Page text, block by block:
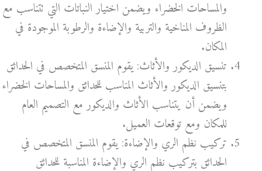
والمساحات الخضراء ويضمن اختيار النباتات التي تتناسب مع
الظروف المناخية والتربية والإضاءة والرطوبة الموجودة في
المكان.
تنسيق الديكور والأثاث: يقوم المنسق المتخصص في الحدائق
بتنسيق الديكور والأثاث المناسب للحدائق والمساحات الخضراء
ويضمن أن يتناسب الأثاث والديكور مع التصميم العام
للمكان ومع توقعات العميل.
تركيب نظم الري والإضاءة: يقوم المنسق المتخصص في
الحدائق بتركيب نظم الري والإضاءة المناسبة للحدائق